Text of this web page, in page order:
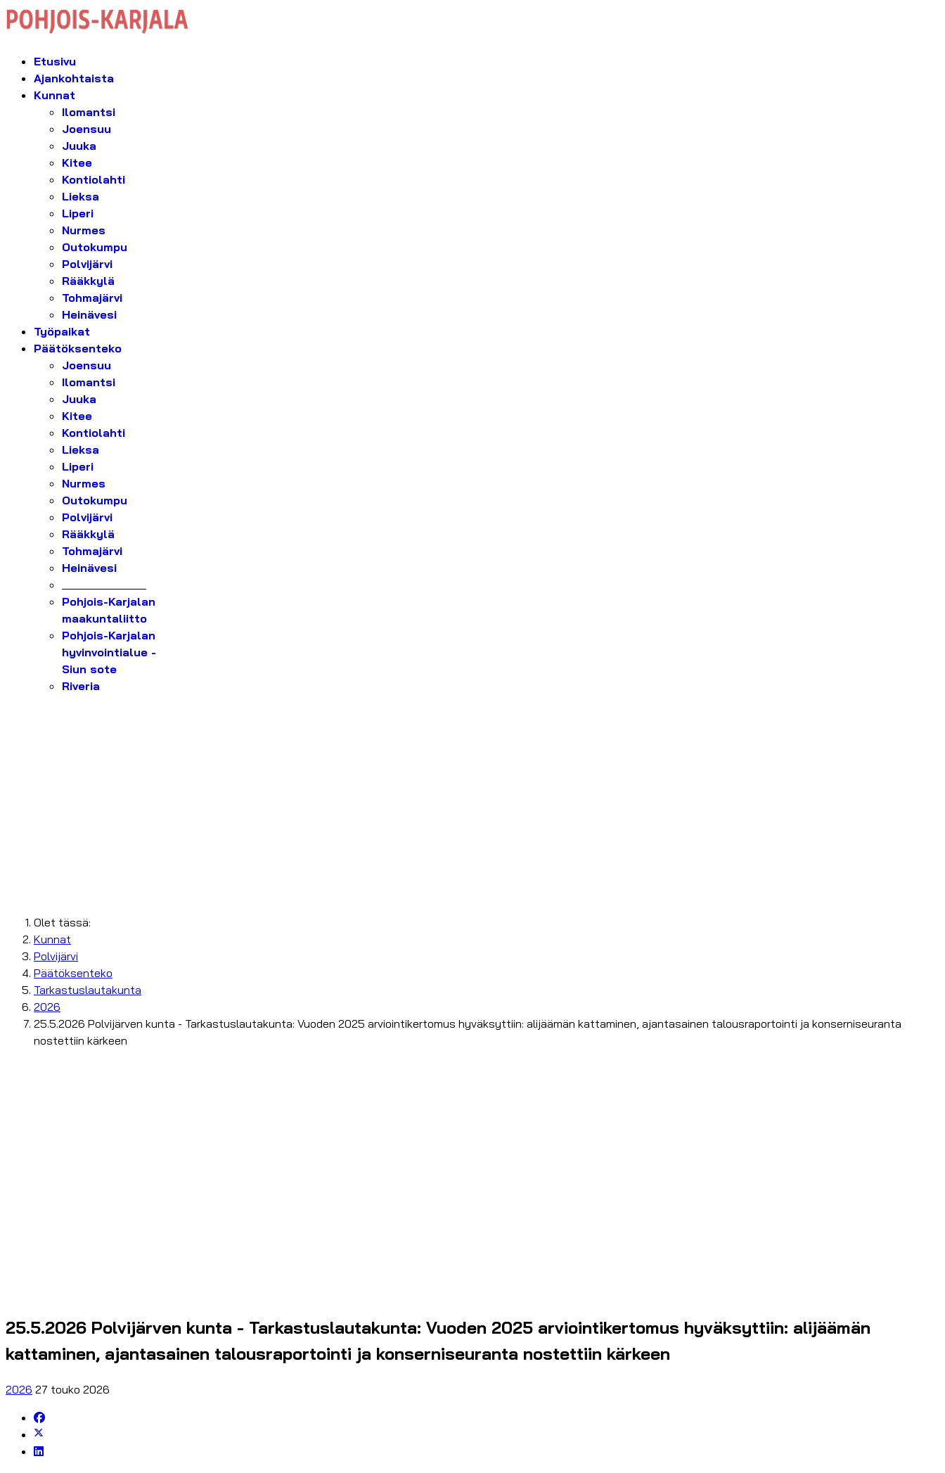
Etusivu
Ajankohtaista
Kunnat
Ilomantsi
Joensuu
Juuka
Kitee
Kontiolahti
Lieksa
Liperi
Nurmes
Outokumpu
Polvijärvi
Rääkkylä
Tohmajärvi
Heinävesi
Työpaikat
Päätöksenteko
Joensuu
Ilomantsi
Juuka
Kitee
Kontiolahti
Lieksa
Liperi
Nurmes
Outokumpu
Polvijärvi
Rääkkylä
Tohmajärvi
Heinävesi
Pohjois-Karjalan
maakuntaliitto
Pohjois-Karjalan
hyvinvointialue -
Siun sote
Riveria
Olet tässä:
Kunnat
Polvijärvi
Päätöksenteko
Tarkastuslautakunta
2026
25.5.2026 Polvijärven kunta - Tarkastuslautakunta: Vuoden 2025 arviointikertomus hyväksyttiin: alijäämän kattaminen, ajantasainen talousraportointi ja konserniseuranta
nostettiin kärkeen
25.5.2026 Polvijärven kunta - Tarkastuslautakunta: Vuoden 2025 arviointikertomus hyväksyttiin: alijäämän
kattaminen, ajantasainen talousraportointi ja konserniseuranta nostettiin kärkeen
2026 27 touko 2026